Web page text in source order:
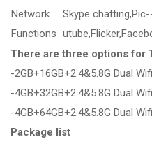
Network
Functions
Skype
There are three options for
-2GB+16GB+2.4&5.8G Dual
-4GB+32GB+2.4&5.8G Dual
-4GB+64GB+2.4&5.8G Dual
Package list